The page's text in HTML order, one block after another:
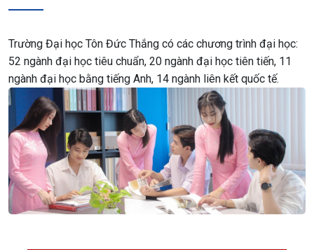
Trường Đại học Tôn Đức Thắng có các chương trình đại học:
52 ngành đại học tiêu chuẩn, 20 ngành đại học tiên tiến, 11
ngành đại học bằng tiếng Anh, 14 ngành liên kết quốc tế.